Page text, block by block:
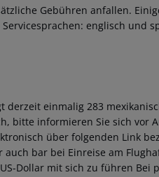
Gebühren anfallen.
englisch und
einmalig 283
bitte informieren Sie sich vor
über folgenden Link
bar bei Einreise am
Dollar mit sich zu führen